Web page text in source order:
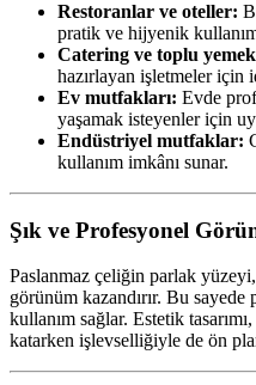
Restoranlar ve oteller:
pratik ve hijyenik
Catering ve toplu
hazırlayan işletmeler için
Ev mutfakları: Evde
yaşamak isteyenler için
Endüstriyel mutfaklar:
kullanım imkânı sunar.
Şık ve Profesyonel
Paslanmaz çeliğin parlak
görünüm kazandırır. Bu
kullanım sağlar. Estetik
katarken işlevselliğiyle de ön